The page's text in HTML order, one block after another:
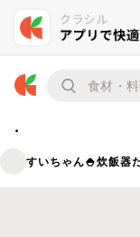
.
すいちゃん🍚炊飯器